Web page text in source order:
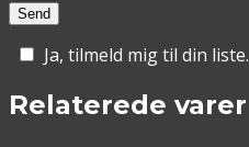
Ja, tilmeld mig til din liste.
Relaterede varer